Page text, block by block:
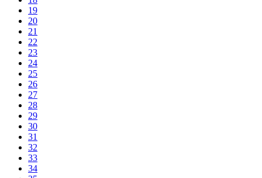
19
20
21
22
23
24
25
26
27
28
29
30
31
32
33
34